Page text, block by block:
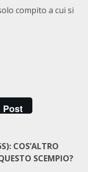
compito a cui si
Post
COS’ALTRO
SCEMPIO?